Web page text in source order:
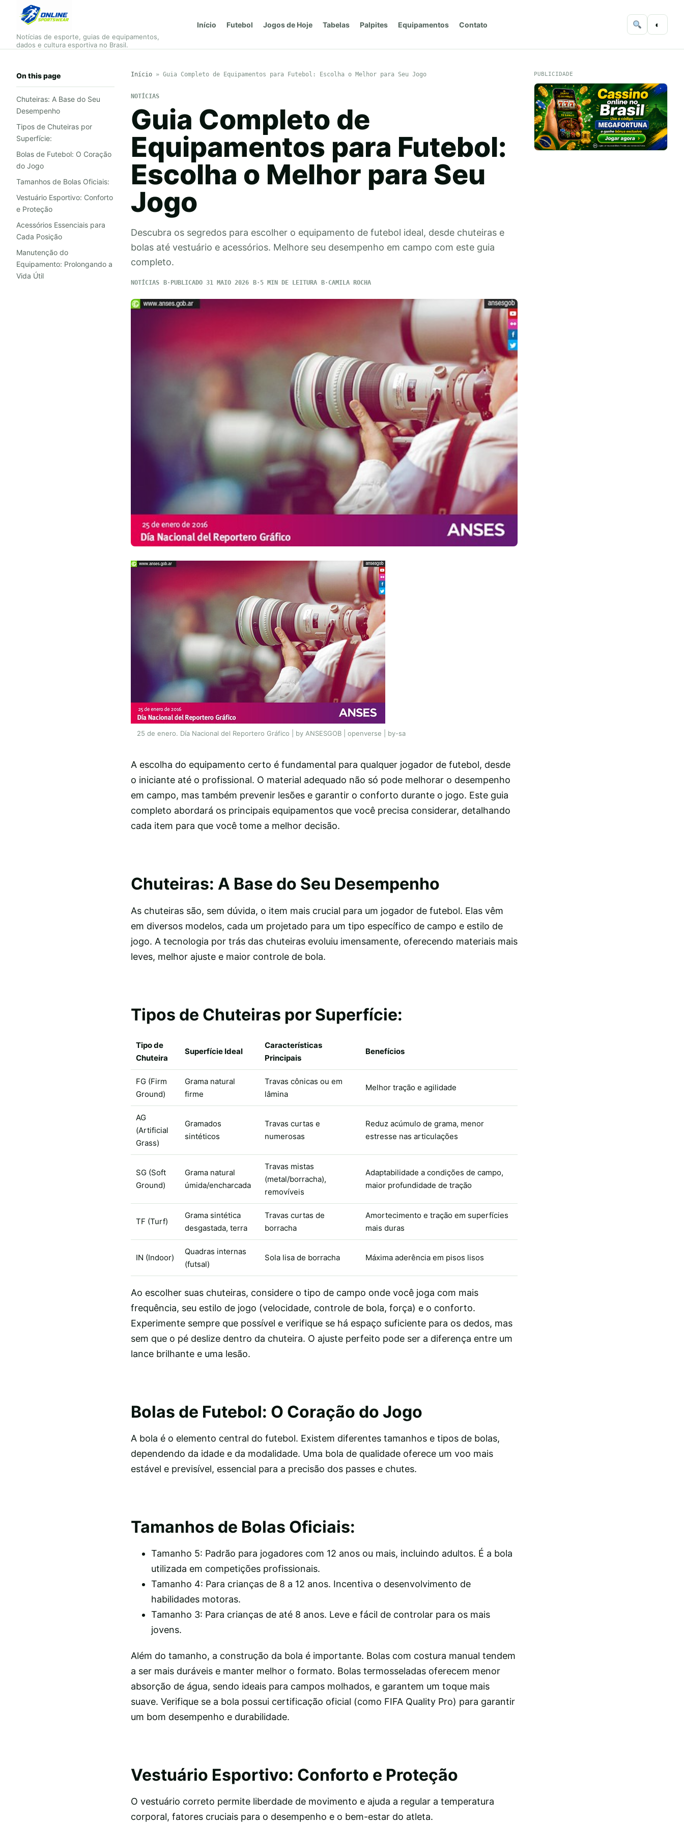
Notícias de esporte, guias de equipamentos,
dados e cultura esportiva no Brasil.
Início Futebol Jogos de Hoje Tabelas Palpites Equipamentos Contato ◐
On this page
Chuteiras: A Base do Seu
Desempenho
Tipos de Chuteiras por
Superfície:
Bolas de Futebol: O Coração
do Jogo
Tamanhos de Bolas Oficiais:
Vestuário Esportivo: Conforto
e Proteção
Acessórios Essenciais para
Cada Posição
Manutenção do
Equipamento: Prolongando a
Vida Útil
Início» Guia Completo de Equipamentos para Futebol: Escolha o Melhor para Seu Jogo
NOTÍCIAS
Guia Completo de
Equipamentos para Futebol:
Escolha o Melhor para Seu
Jogo
Descubra os segredos para escolher o equipamento de futebol ideal, desde chuteiras e
bolas até vestuário e acessórios. Melhore seu desempenho em campo com este guia
completo.
NOTÍCIAS PUBLICADO 31 MAIO 2026 5 MIN DE LEITURA CAMILA ROCHA
25 de enero. Día Nacional del Reportero Gráfico | by ANSESGOB | openverse | by-sa
A escolha do equipamento certo é fundamental para qualquer jogador de futebol, desde
o iniciante até o profissional. O material adequado não só pode melhorar o desempenho
em campo, mas também prevenir lesões e garantir o conforto durante o jogo. Este guia
completo abordará os principais equipamentos que você precisa considerar, detalhando
cada item para que você tome a melhor decisão.
Chuteiras: A Base do Seu Desempenho
As chuteiras são, sem dúvida, o item mais crucial para um jogador de futebol. Elas vêm
em diversos modelos, cada um projetado para um tipo específico de campo e estilo de
jogo. A tecnologia por trás das chuteiras evoluiu imensamente, oferecendo materiais mais
leves, melhor ajuste e maior controle de bola.
Tipos de Chuteiras por Superfície:
Tipo de
Chuteira
Superfície Ideal
Características
Principais
Benefícios
FG (Firm
Ground)
Grama natural
firme
Travas cônicas ou em
lâmina
Melhor tração e agilidade
AG
(Artificial
Grass)
Gramados
sintéticos
Travas curtas e
numerosas
Reduz acúmulo de grama, menor
estresse nas articulações
SG (Soft
Ground)
Grama natural
úmida/encharcada
Travas mistas
(metal/borracha),
removíveis
Adaptabilidade a condições de campo,
maior profundidade de tração
TF (Turf)
Grama sintética
desgastada, terra
Travas curtas de
borracha
Amortecimento e tração em superfícies
mais duras
IN (Indoor)
Quadras internas
(futsal)
Sola lisa de borracha Máxima aderência em pisos lisos
Ao escolher suas chuteiras, considere o tipo de campo onde você joga com mais
frequência, seu estilo de jogo (velocidade, controle de bola, força) e o conforto.
Experimente sempre que possível e verifique se há espaço suficiente para os dedos, mas
sem que o pé deslize dentro da chuteira. O ajuste perfeito pode ser a diferença entre um
lance brilhante e uma lesão.
Bolas de Futebol: O Coração do Jogo
A bola é o elemento central do futebol. Existem diferentes tamanhos e tipos de bolas,
dependendo da idade e da modalidade. Uma bola de qualidade oferece um voo mais
estável e previsível, essencial para a precisão dos passes e chutes.
Tamanhos de Bolas Oficiais:
Tamanho 5: Padrão para jogadores com 12 anos ou mais, incluindo adultos. É a bola
utilizada em competições profissionais.
Tamanho 4: Para crianças de 8 a 12 anos. Incentiva o desenvolvimento de
habilidades motoras.
Tamanho 3: Para crianças de até 8 anos. Leve e fácil de controlar para os mais
jovens.
Além do tamanho, a construção da bola é importante. Bolas com costura manual tendem
a ser mais duráveis e manter melhor o formato. Bolas termosseladas oferecem menor
absorção de água, sendo ideais para campos molhados, e garantem um toque mais
suave. Verifique se a bola possui certificação oficial (como FIFA Quality Pro) para garantir
um bom desempenho e durabilidade.
Vestuário Esportivo: Conforto e Proteção
O vestuário correto permite liberdade de movimento e ajuda a regular a temperatura
corporal, fatores cruciais para o desempenho e o bem-estar do atleta.
PUBLICIDADE